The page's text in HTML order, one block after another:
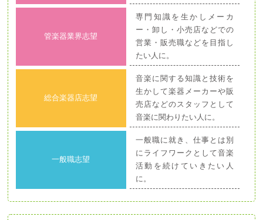
管楽器業界志望
専門知識を生かしメーカ
ー・卸し・小売店などでの
営業・販売職などを目指し
たい人に。
総合楽器店志望
音楽に関する知識と技術を
生かして楽器メーカーや販
売店などのスタッフとして
音楽に関わりたい人に。
一般職志望
一般職に就き、仕事とは別
にライフワークとして音楽
活動を続けていきたい人
に。